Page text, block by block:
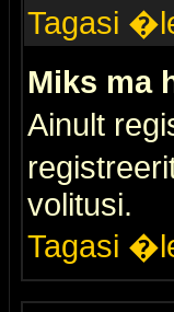
Tagasi
Miks ma
Ainult
volitusi.
Tagasi